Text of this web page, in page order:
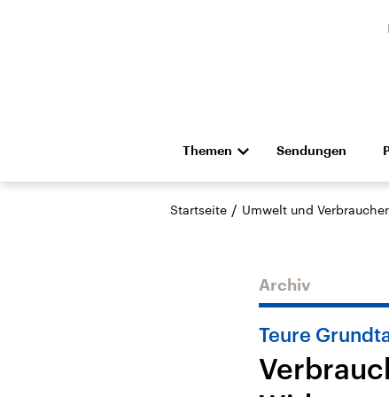
Themen
Die Nachrichten Politik
Hörspiel und Feature Musik
Landtagswahl Sachsen-
USA
Sendungen
Startseite / Umwelt und Verbraucher
Archiv
Teure